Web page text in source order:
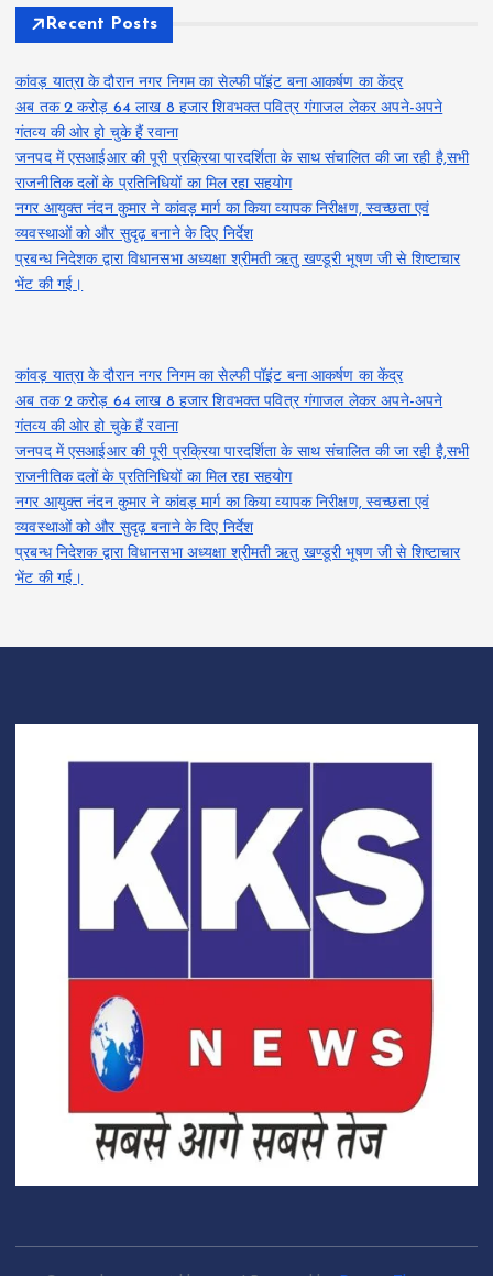
Recent Posts
कांवड़ यात्रा के दौरान नगर निगम का सेल्फी पॉइंट बना आकर्षण का केंद्र
अब तक 2 करोड़ 64 लाख 8 हजार शिवभक्त पवित्र गंगाजल लेकर अपने-अपने
गंतव्य की ओर हो चुके हैं रवाना
जनपद में एसआईआर की पूरी प्रक्रिया पारदर्शिता के साथ संचालित की जा रही है,सभी
राजनीतिक दलों के प्रतिनिधियों का मिल रहा सहयोग
नगर आयुक्त नंदन कुमार ने कांवड़ मार्ग का किया व्यापक निरीक्षण, स्वच्छता एवं
व्यवस्थाओं को और सुदृढ़ बनाने के दिए निर्देश
प्रबन्ध निदेशक द्वारा विधानसभा अध्यक्षा श्रीमती ऋतु खण्डूरी भूषण जी से शिष्टाचार
भेंट की गई।
कांवड़ यात्रा के दौरान नगर निगम का सेल्फी पॉइंट बना आकर्षण का केंद्र
अब तक 2 करोड़ 64 लाख 8 हजार शिवभक्त पवित्र गंगाजल लेकर अपने-अपने
गंतव्य की ओर हो चुके हैं रवाना
जनपद में एसआईआर की पूरी प्रक्रिया पारदर्शिता के साथ संचालित की जा रही है,सभी
राजनीतिक दलों के प्रतिनिधियों का मिल रहा सहयोग
नगर आयुक्त नंदन कुमार ने कांवड़ मार्ग का किया व्यापक निरीक्षण, स्वच्छता एवं
व्यवस्थाओं को और सुदृढ़ बनाने के दिए निर्देश
प्रबन्ध निदेशक द्वारा विधानसभा अध्यक्षा श्रीमती ऋतु खण्डूरी भूषण जी से शिष्टाचार
भेंट की गई।